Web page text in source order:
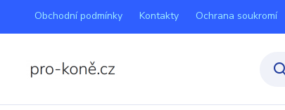
Obchodní podmínky Kontakty Ochrana soukromí